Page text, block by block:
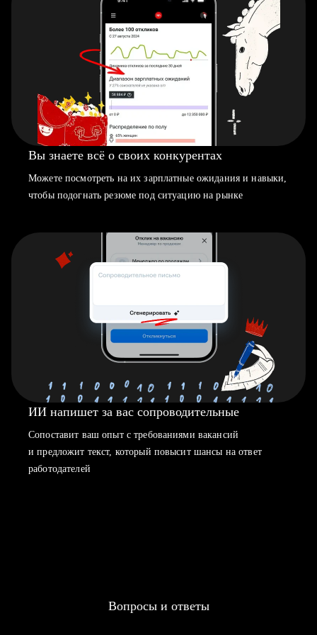
Вы знаете всё о своих конкурентах
Можете посмотреть на их зарплатные ожидания и навыки,
чтобы подогнать резюме под ситуацию на рынке
ИИ напишет за вас сопроводительные
Сопоставит ваш опыт с требованиями вакансий
и предложит текст, который повысит шансы на ответ
работодателей
Вопросы и ответы